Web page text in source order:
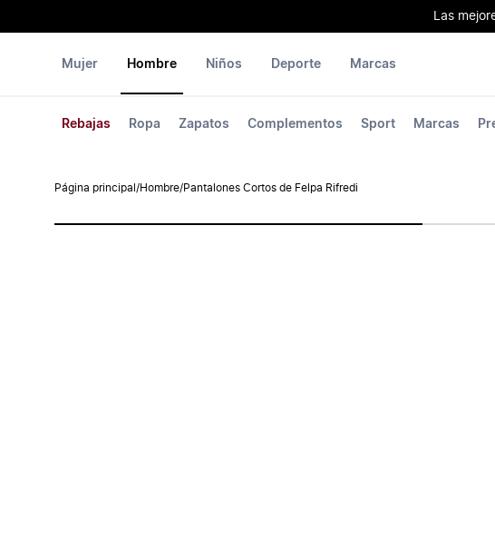
Las
Mujer Hombre
Rebajas Ropa Zapatos Complementos Sport Marcas
Niños Deporte Marcas
Página principal /Hombre/Pantalones Cortos de Felpa Rifredi